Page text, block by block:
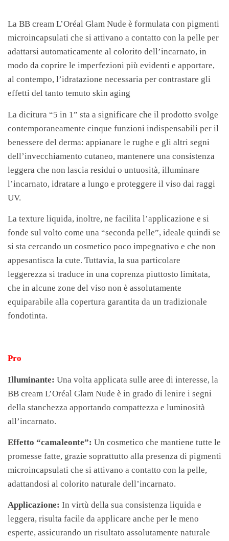
La BB cream L’Oréal Glam Nude è formulata con pigmenti
microincapsulati che si attivano a contatto con la pelle per
adattarsi automaticamente al colorito dell’incarnato, in
modo da coprire le imperfezioni più evidenti e apportare,
al contempo, l’idratazione necessaria per contrastare gli
effetti del tanto temuto skin aging
La dicitura “5 in 1” sta a significare che il prodotto svolge
contemporaneamente cinque funzioni indispensabili per il
benessere del derma: appianare le rughe e gli altri segni
dell’invecchiamento cutaneo, mantenere una consistenza
leggera che non lascia residui o untuosità, illuminare
l’incarnato, idratare a lungo e proteggere il viso dai raggi
UV.
La texture liquida, inoltre, ne facilita l’applicazione e si
fonde sul volto come una “seconda pelle”, ideale quindi se
si sta cercando un cosmetico poco impegnativo e che non
appesantisca la cute. Tuttavia, la sua particolare
leggerezza si traduce in una coprenza piuttosto limitata,
che in alcune zone del viso non è assolutamente
equiparabile alla copertura garantita da un tradizionale
fondotinta.
Pro
Illuminante: Una volta applicata sulle aree di interesse, la
BB cream L’Oréal Glam Nude è in grado di lenire i segni
della stanchezza apportando compattezza e luminosità
all’incarnato.
Effetto “camaleonte”: Un cosmetico che mantiene tutte le
promesse fatte, grazie soprattutto alla presenza di pigmenti
microincapsulati che si attivano a contatto con la pelle,
adattandosi al colorito naturale dell’incarnato.
Applicazione: In virtù della sua consistenza liquida e
leggera, risulta facile da applicare anche per le meno
esperte, assicurando un risultato assolutamente naturale